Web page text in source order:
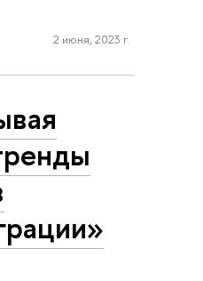
2 июня, 2023 г.